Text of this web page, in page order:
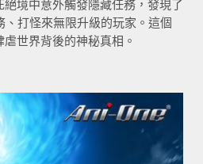
境中意外觸發隱藏任務，發現了
打怪來無限升級的玩家。這個
世界背後的神秘真相。